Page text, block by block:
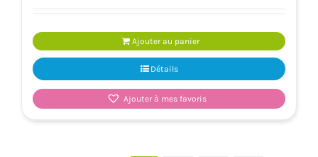
Ajouter au panier
Détails
Ajouter à mes favoris